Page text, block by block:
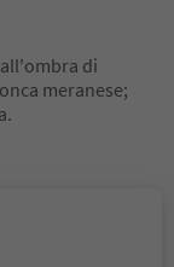
di
meranese;